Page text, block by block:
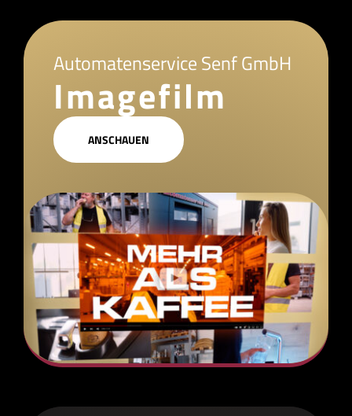
Automatenservice Senf GmbH
Imagefilm
ANSCHAUEN